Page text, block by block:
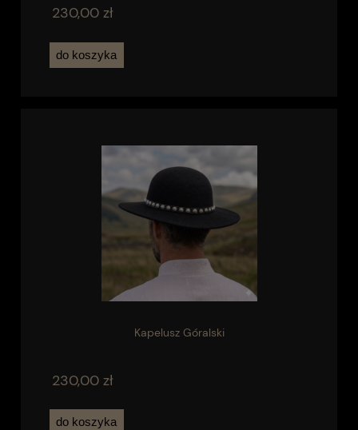
230,00 zł
do koszyka
Kapelusz Góralski
230,00 zł
do koszyka